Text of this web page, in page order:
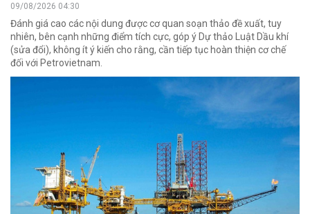
09/08/2026 04:30
Đánh giá cao các nội dung được cơ quan soạn thảo đề xuất, tuy
nhiên, bên cạnh những điểm tích cực, góp ý Dự thảo Luật Dầu khí
(sửa đổi), không ít ý kiến cho rằng, cần tiếp tục hoàn thiện cơ chế
đối với Petrovietnam.